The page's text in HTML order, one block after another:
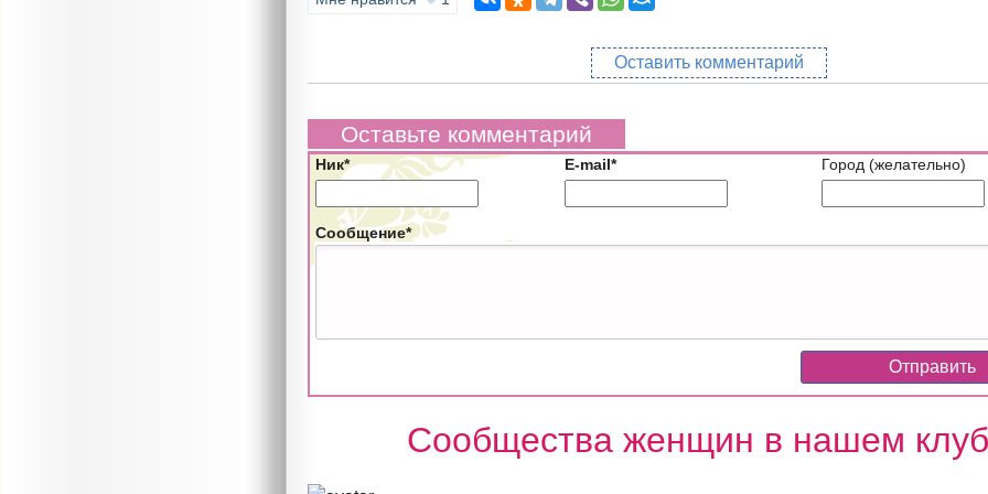
Оставить комментарий
Оставьте комментарий
Ник* E-mail* Город (желательно)
Сообщение*
Сообщества женщин в нашем